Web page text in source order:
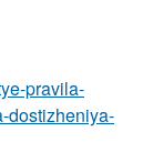
pravila-
dostizheniya-